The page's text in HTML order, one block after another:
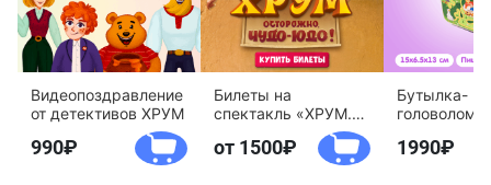
Видеопоздравление
от детективов ХРУМ
990
Билеты на
спектакль «ХРУМ.
Осторожно, Чудо-
Юдо!»
от 1500
Бутылка-
агентство
1990